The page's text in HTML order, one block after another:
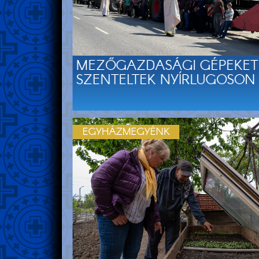
MEZŐGAZDASÁGI GÉPEKET
SZENTELTEK NYÍRLUGOSON
EGYHÁZMEGYÉNK